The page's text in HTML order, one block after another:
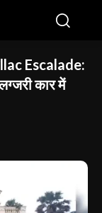
Escalade:
कार में